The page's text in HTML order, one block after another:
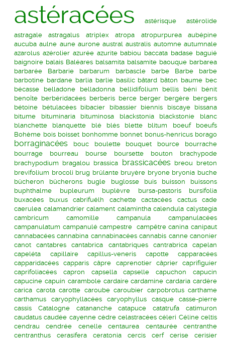
astéracées astérisque
astérolide
astragale
astragalus atriplex atropa atropurpurea
aubépine
aucuba aulne aune aurone austral australis automne autumnale
azarolus azérolier azurée azurite babiou baccata badase baguié
baignoire balais Baléares balsamita balsamite baouque barbarea
barbarée
Barbarie barbarum barbascle barbe Barbe
barbe
barbotine bardane barlia barlie basilic bâtard bâton baume bec
bécasse
belladone belladonna bellidifolium bellis béni
bénit
benoîte berbéridacées berberis berce berger bergère bergers
bétoine
bétulacées bibacier bibassier biennis biscaye
bissana
bitume
bituminaria bituminosa blackstonia blackstonie
blanc
blanchette
blanquette blé blés blette blitum boeuf
boeufs
Bohème bois boisset bonhomme bonnet bonus-henricus borago
borraginacées bouc boulette bouquet bource
bourrache
bourrage
bourreau bourse boursette bouton
brachypode
brachypodium bragalou brassica brassicacées breou breton
brevifolium brocoli brug brûlante bruyère bryone bryonia buche
bûcheron
bûcherons bugle buglosse buis buisson
buissons
buphthalme
bupleurum buplèvre bursa-pastoris
bursifolia
buxacées
buxus cabrifuélh cachette cactacées cactus
cade
caerulea calamandrier calament calamintha calendula calystegia
cambricum
camomille campanula
campanulacées
campanulatum campanulé campestre campêtre canina canipaut
cannabacées cannabina cannabinacées cannabis canne canonier
canot
cantabres cantabrica cantabriques cantrabrica
capelan
capeléta
capillaire capillus-veneris capotte
capparacées
capparidacées
capparis câpre caprenotier câprier
caprifiguier
caprifoliacées
capron capsella capselle capuchon
capucin
capucine capuin carambole cardaire cardamine cardaria cardère
carica carota carotte caroube caroubier carpobrotus carthame
carthamus
caryophyllacées caryophyllus casque
casse-pierre
cassis
Catalogne catananche catapuce catatrufa
catimuron
caudatus caudée cayenne cèdre celastracées céleri Céline celtis
cendrau
cendrée cenelle centaurea centaurée
centranthe
centranthus
cerasifera ceratonia cercis cerf cerise
cerisier